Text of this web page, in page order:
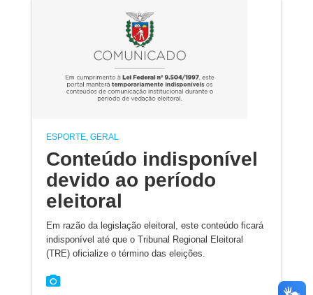
ESPORTE, GERAL
Conteúdo indisponível
devido ao período
eleitoral
Em razão da legislação eleitoral, este conteúdo ficará
indisponível até que o Tribunal Regional Eleitoral
(TRE) oficialize o término das eleições.